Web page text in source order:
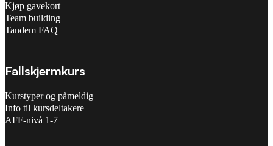
Kjøp gavekort
Team building
Tandem FAQ
Fallskjermkurs
Kurstyper og påmeldig
Info til kursdeltakere
AFF-nivå 1-7